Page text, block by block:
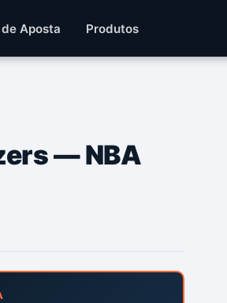
Aposta Produtos
— NBA